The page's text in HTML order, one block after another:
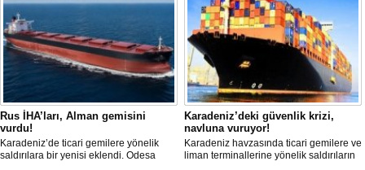
Rus İHA’ları, Alman gemisini
vurdu!
Karadeniz’de ticari gemilere yönelik
saldırılara bir yenisi eklendi. Odesa
Karadeniz’deki güvenlik krizi,
navluna vuruyor!
Karadeniz havzasında ticari gemilere ve
liman terminallerine yönelik saldırıların